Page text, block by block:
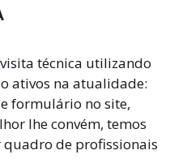
técnica utilizando
ativos na atualidade:
formulário no site,
lhe convém, temos
quadro de profissionais